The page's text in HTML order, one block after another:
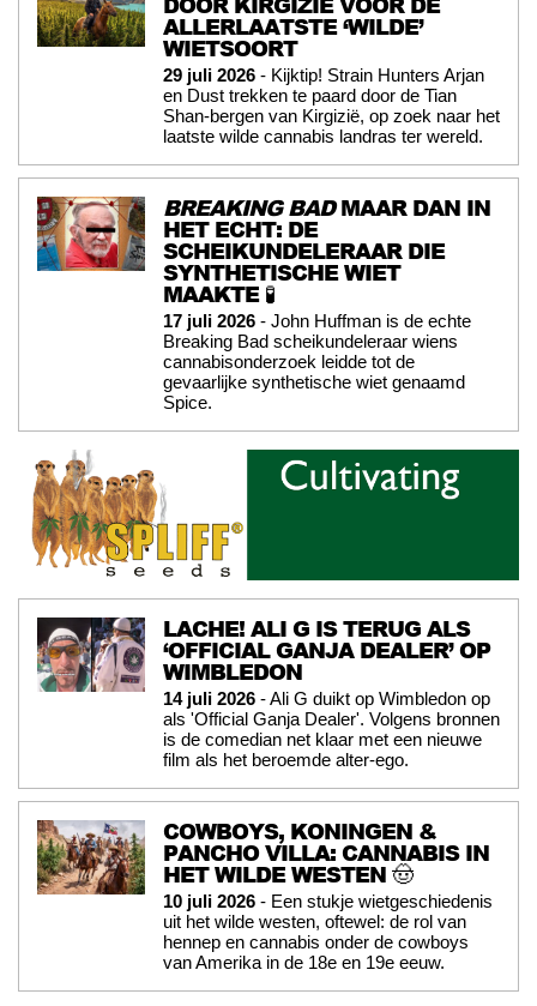
ALLERLAATSTE ‘WILDE’
WIETSOORT
29 juli 2026 - Kijktip! Strain Hunters Arjan
en Dust trekken te paard door de Tian
Shan-bergen van Kirgizië, op zoek naar het
laatste wilde cannabis landras ter wereld.
BREAKING BADMAAR DAN IN
HET ECHT: DE
SCHEIKUNDELERAAR DIE
SYNTHETISCHE WIET
MAAKTE 🧪
17 juli 2026 - John Huffman is de echte
Breaking Bad scheikundeleraar wiens
cannabisonderzoek leidde tot de
gevaarlijke synthetische wiet genaamd
Spice.
LACHE! ALI G IS TERUG ALS
‘OFFICIAL GANJA DEALER’ OP
WIMBLEDON
14 juli 2026 - Ali G duikt op Wimbledon op
als 'Official Ganja Dealer'. Volgens bronnen
is de comedian net klaar met een nieuwe
film als het beroemde alter-ego.
COWBOYS, KONINGEN &
PANCHO VILLA: CANNABIS IN
HET WILDE WESTEN 🤠
10 juli 2026 - Een stukje wietgeschiedenis
uit het wilde westen, oftewel: de rol van
hennep en cannabis onder de cowboys
van Amerika in de 18e en 19e eeuw.